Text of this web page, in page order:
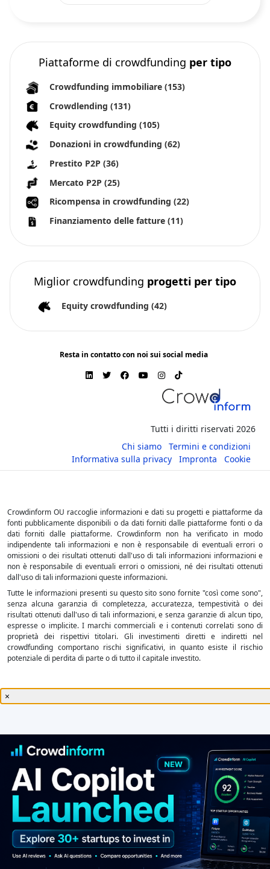
Piattaforme di crowdfunding per tipo
Crowdfunding immobiliare (153)
Crowdlending (131)
Equity crowdfunding (105)
Donazioni in crowdfunding (62)
Prestito P2P (36)
Mercato P2P (25)
Ricompensa in crowdfunding (22)
Finanziamento delle fatture (11)
Miglior crowdfunding progetti per tipo
Equity crowdfunding (42)
Resta in contatto con noi sui social media
Tutti i diritti riservati 2026
Chi siamo
Termini e condizioni
Informativa sulla privacy
Impronta Cookie
Crowdinform OU raccoglie informazioni e dati su progetti e piattaforme da
fonti pubblicamente disponibili o da dati forniti dalle piattaforme fonti o da
dati forniti dalle piattaforme. Crowdinform non ha verificato in modo
indipendente tali informazioni e non è responsabile di eventuali errori o
omissioni o dei risultati ottenuti dall'uso di tali informazioni informazioni e
non è responsabile di eventuali errori o omissioni, né dei risultati ottenuti
dall'uso di tali informazioni queste informazioni.
Tutte le informazioni presenti su questo sito sono fornite "così come sono",
senza alcuna garanzia di completezza, accuratezza, tempestività o dei
risultati ottenuti dall'uso di tali informazioni, e senza garanzie di alcun tipo,
espresse o implicite. I marchi commerciali e i contenuti correlati sono di
proprietà dei rispettivi titolari. Gli investimenti diretti e indiretti nel
crowdfunding comportano rischi significativi, in quanto esiste il rischio
potenziale di perdita di parte o di tutto il capitale investito.
×